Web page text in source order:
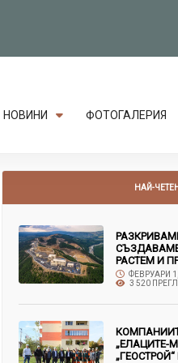
НОВИНИ ФОТОГАЛЕРИЯ
НАЙ-
РАСТЕМ И
ФЕВРУАРИ
3 520
„ЕЛАЦИТЕ-